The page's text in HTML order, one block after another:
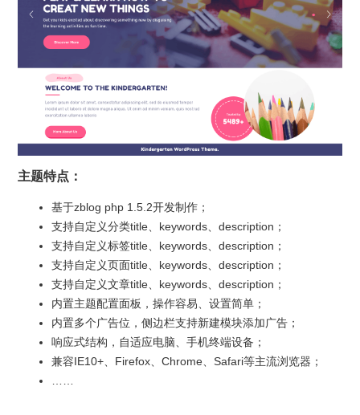
主题特点：
基于zblog php 1.5.2开发制作；
支持自定义分类title、keywords、description；
支持自定义标签title、keywords、description；
支持自定义页面title、keywords、description；
支持自定义文章title、keywords、description；
内置主题配置面板，操作容易、设置简单；
内置多个广告位，侧边栏支持新建模块添加广告；
响应式结构，自适应电脑、手机终端设备；
兼容IE10+、Firefox、Chrome、Safari等主流浏览器；